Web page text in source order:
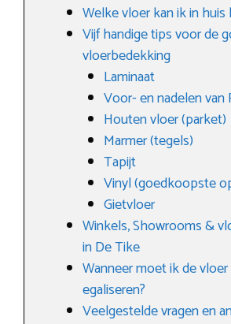
Welke vloer kan ik in huis
Vijf handige tips voor de
vloerbedekking
Laminaat
Voor- en nadelen van
Houten vloer (parket)
Marmer (tegels)
Tapijt
Vinyl (goedkoopste
Gietvloer
Winkels, Showrooms &
in De Tike
Wanneer moet ik de
egaliseren?
Veelgestelde vragen en